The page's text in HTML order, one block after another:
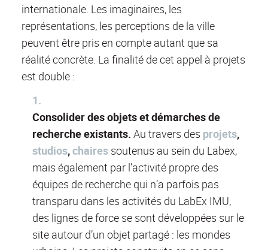
internationale. Les imaginaires, les
représentations, les perceptions de la ville
peuvent être pris en compte autant que sa
réalité concrète. La finalité de cet appel à projets
est double :
Consolider des objets et démarches de
recherche existants. Au travers des projets,
studios,chaires soutenus au sein du Labex,
mais également par l’activité propre des
équipes de recherche qui n’a parfois pas
transparu dans les activités du LabEx IMU,
des lignes de force se sont développées sur le
site autour d’un objet partagé : les mondes